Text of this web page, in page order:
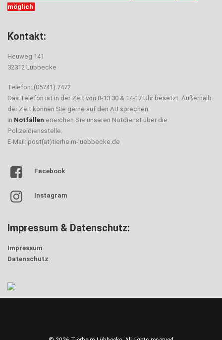
möglich
Kontakt:
Heuweg 141
32312 Lübbecke
Telefon: (05741) 7472
Das Telefon ist in der Zeit von 8-13.30 & 14-17 Uhr besetzt. Außerhalb
der Zeit können Sie gerne auf den AB sprechen.
In Notfällen erreichen Sie unseren Notdienst über die
Polizeidiensstelle.
E-Mail: post(at)tierheim-luebbecke.de
Facebook
Instagram
Impressum & Datenschutz:
Impressum
Datenschutz